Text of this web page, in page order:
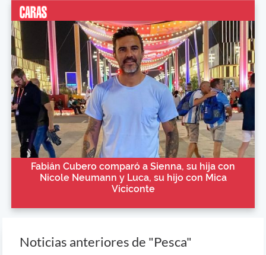
Fabián Cubero comparó a Sienna, su hija con
Nicole Neumann y Luca, su hijo con Mica
Viciconte
Noticias anteriores de "Pesca"